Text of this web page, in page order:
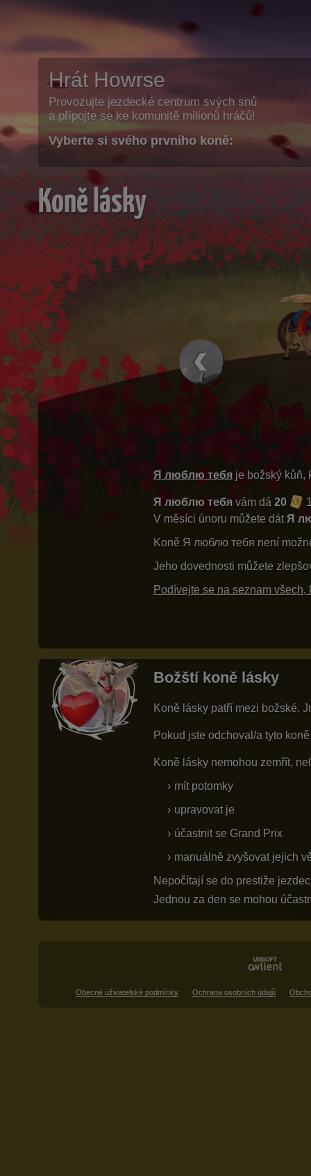
Hrát Howrse
Provozujte jezdecké centrum svých snů
a připojte se ke komunitě milionů hráčů!
Vyberte si svého prvního koně:
Koně lásky
Я люблю тебя je božský kůň,
Я люблю тебя vám dá 20
V měsíci únoru můžete dát Я
Koně Я люблю тебя není
Jeho dovednosti můžete
Podívejte se na seznam
Božští koně lásky
Koně lásky patří mezi božské.
Pokud jste odchoval/a tyto
Koně lásky nemohou zemřít,
mít potomky
upravovat je
účastnit se Grand Prix
manuálně zvyšovat jejich
Nepočítají se do prestiže
Jednou za den se mohou
Obecné uživatelské podmínky Ochrana osobních údajů